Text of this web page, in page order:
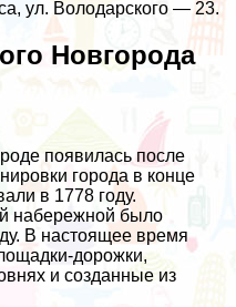
ул. Володарского — 23.
Новгорода
появилась после
города в конце
в 1778 году.
набережной было
В настоящее время
дорожки,
и созданные из